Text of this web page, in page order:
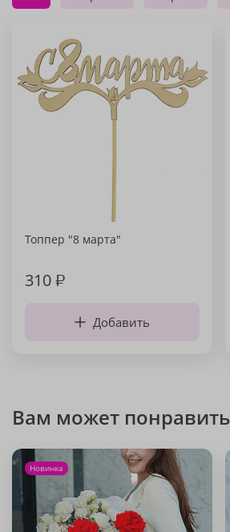
Топпер "8 марта"
310₽
Добавить
Вам может
Новинка